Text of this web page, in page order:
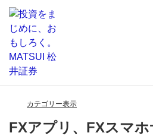
カテゴリー表示
FXアプリ、FXスマ